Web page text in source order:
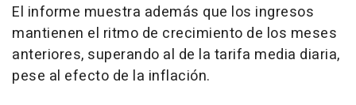
El informe muestra además que los ingresos
mantienen el ritmo de crecimiento de los meses
anteriores, superando al de la tarifa media diaria,
pese al efecto de la inflación.